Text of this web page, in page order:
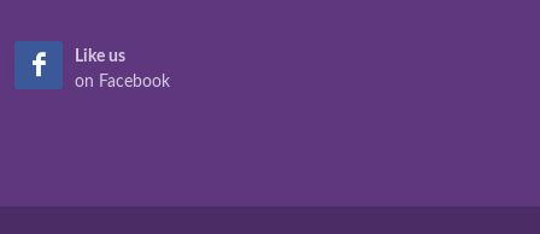
Like us
on Facebook